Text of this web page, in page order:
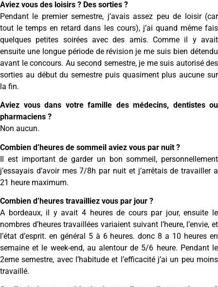
Aviez vous des loisirs ? Des sorties ?
Pendant le premier semestre, j’avais assez peu de loisir (car
tout le temps en retard dans les cours), j’ai quand même fais
quelques petites soirées avec des amis. Comme il y avait
ensuite une longue période de révision je me suis bien détendu
avant le concours. Au second semestre, je me suis autorisé des
sorties au début du semestre puis quasiment plus aucune sur
la fin.
Aviez vous dans votre famille des médecins, dentistes ou
pharmaciens ?
Non aucun.
Combien d’heures de sommeil aviez vous par nuit ?
Il est important de garder un bon sommeil, personnellement
j’essayais d’avoir mes 7/8h par nuit et j’arrêtais de travailler a
21 heure maximum.
Combien d’heures travailliez vous par jour ?
A bordeaux, il y avait 4 heures de cours par jour, ensuite le
nombres d’heures travaillées variaient suivant l’heure, l’envie, et
l’état d’esprit. en général 5 à 6 heures. donc 8 a 10 heures en
semaine et le week-end, au alentour de 5/6 heure. Pendant le
2eme semestre, avec l’habitude et l’efficacité j’ai un peu moins
travaillé.